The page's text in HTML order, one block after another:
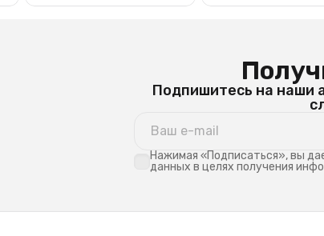
Подпишитесь на наши
Нажимая «Подписаться», вы
данных в целях получения